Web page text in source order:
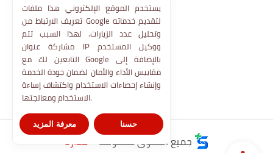
جميع الحقوق محفوظة © مدارنا
يستخدم الموقع الإلكتروني هذا ملفات
تعريف الارتباط من Google لتقديم خدماته
وتحليل عدد الزيارات. لهذا السبب تتم
مشاركة عنوان IP ووكيل المستخدم
التابعين لك مع Google بالإضافة إلى
مقاييس الأداء والأمان لضمان جودة الخدمة
وإنشاء إحصاءات الاستخدام واكتشاف إساءة
الاستخدام ومعالجتها.
معرفة المزيد حسنا